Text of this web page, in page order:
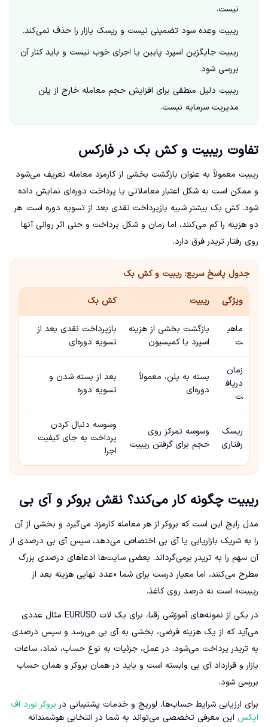
نیست.
ریبیت وعده سود تضمینی نیست و ریسک بازار را حذف نمی‌کند.
ریبیت جایگزین اسپرد پایین یا اجرای خوب نیست و باید کنار آن
بررسی شود.
ریبیت دلیل منطقی برای افزایش حجم معامله خارج از پلن
مدیریت سرمایه نیست.
تفاوت ریبیت و کش بک در فارکس
ریبیت معمولاً به عنوان بازگشت بخشی از کارمزد معامله تعریف می‌شود
و ممکن است به شکل اعتبار معاملاتی یا پرداخت دوره‌ای نمایش داده
شود. کش بک بیشتر شبیه بازپرداخت نقدی بعد از تسویه دوره است. هر
دو هزینه را کم می‌کنند، اما زمان و شکل پرداخت و حتی اثر روانی آنها
روی رفتار تریدر فرق دارد.
جدول پاسخ سریع: ریبیت و کش بک
ویژگی ریبیت کش بک
ماهی
ت
بازگشت بخشی از هزینه
اسپرد یا کمیسیون
بازپرداخت نقدی بعد از
تسویه دوره‌ای
زمان
دریاف
ت
بسته به پلن، معمولاً
دوره‌ای
بعد از بسته شدن و
تسویه دوره
ریسک
رفتاری
وسوسه تمرکز روی
حجم برای گرفتن ریبیت
وسوسه دنبال کردن
پرداخت به جای کیفیت
اجرا
ریبیت چگونه کار می‌کند؟ نقش بروکر و آی بی
مدل رایج این است که بروکر از هر معامله کارمزد می‌گیرد و بخشی از آن
را به شریک بازاریابی یا آی بی اختصاص می‌دهد، سپس آی بی درصدی از
آن سهم را به تریدر برمی‌گرداند. بعضی سایت‌ها ادعاهای درصدی بزرگ
مطرح می‌کنند، اما معیار درست برای شما «عدد نهایی هزینه بعد از
ریبیت» است نه درصد روی کاغذ.
در یکی از نمونه‌های آموزشی رقبا، برای یک لات EURUSD مثال عددی
می‌آید که از یک هزینه فرضی، بخشی به آی بی می‌رسد و سپس درصدی
به تریدر پرداخت می‌شود. در عمل، جزئیات به نوع حساب، نماد، ساعات
بازار و قرارداد آی بی وابسته است و باید در همان بروکر و همان حساب
بررسی شود.
برای ارزیابی شرایط حساب‌ها، لوریج و خدمات پشتیبانی در بروکر نورد اف
ایکس این معرفی تخصصی می‌تواند به شما در انتخابی هوشمندانه